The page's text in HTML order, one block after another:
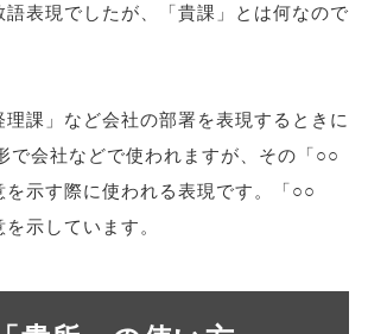
語表現でしたが、「貴課」とは何なので
理課」など会社の部署を表現するときに
で会社などで使われますが、その「○○
示す際に使われる表現です。「○○
示しています。